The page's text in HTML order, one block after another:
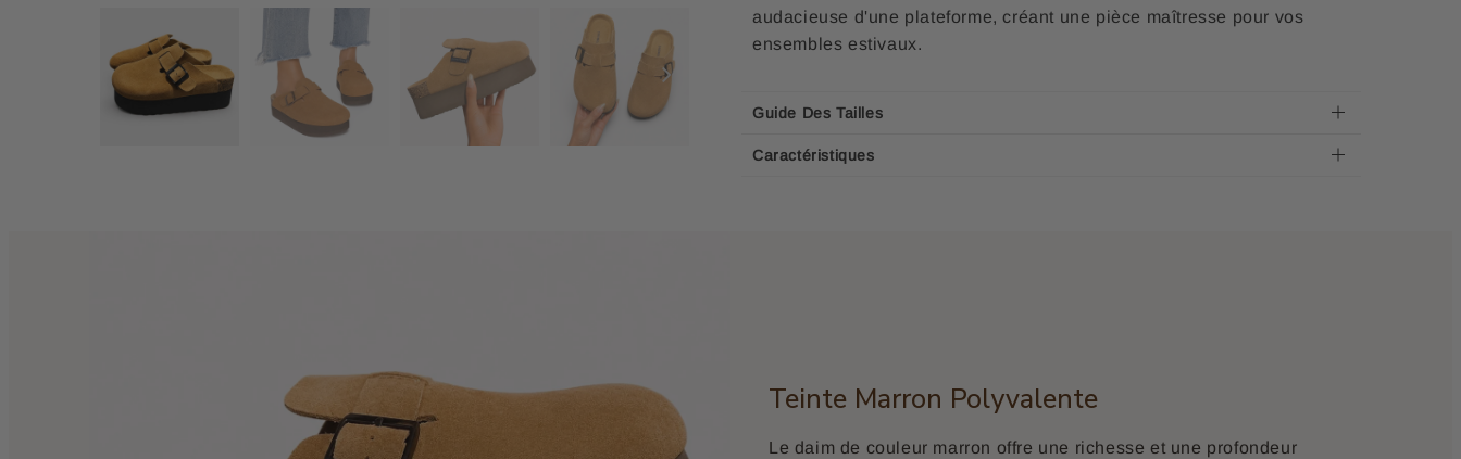
audacieuse d'une plateforme, créant une pièce maîtresse pour vos
ensembles estivaux.
Guide Des Tailles
Caractéristiques
Teinte Marron Polyvalente
Le daim de couleur marron offre une richesse et une profondeur